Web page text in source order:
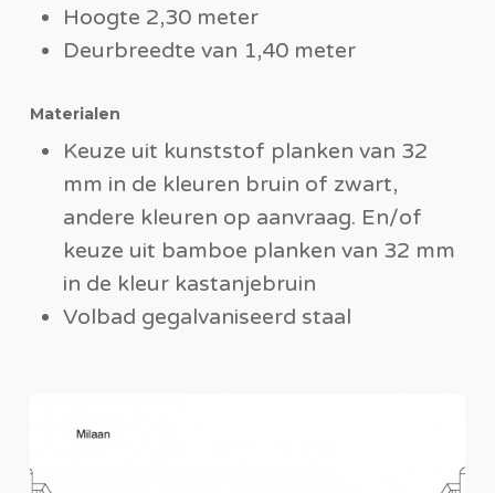
Hoogte 2,30 meter
Deurbreedte van 1,40 meter
Materialen
Keuze uit kunststof planken van 32
mm in de kleuren bruin of zwart,
andere kleuren op aanvraag. En/of
keuze uit bamboe planken van 32 mm
in de kleur kastanjebruin
Volbad gegalvaniseerd staal